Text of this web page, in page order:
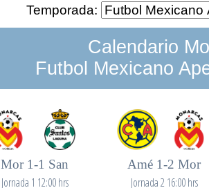
Temporada:
Calendario
Futbol Mexicano
Mor 1-1 San
Jornada 1 12:00 hrs
Amé 1-2 Mor
Jornada 2 16:00 hrs